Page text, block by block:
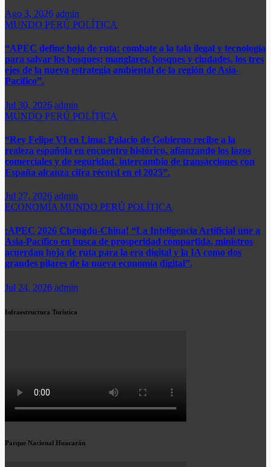
Ago 3, 2026 admin
MUNDO PERÚ POLÍTICA
“APEC define hoja de ruta: combate a la tala ilegal y tecnología
para salvar los bosques; manglares, bosques y ciudades, los tres
ejes de la nueva estrategia ambiental de la región de Asia-
Pacífico”.
Jul 30, 2026 admin
MUNDO PERÚ POLÍTICA
“Rey Felipe VI en Lima: Palacio de Gobierno recibe a la
realeza española en encuentro histórico, afianzando los lazos
comerciales y de seguridad, intercambio de transacciones con
España alcanza cifra récord en el 2025”.​
Jul 27, 2026 admin
ECONOMÍA MUNDO PERÚ POLÍTICA
¡APEC 2026 Chengdu-China! “La Inteligencia Artificial une a
Asia-Pacífico en busca de prosperidad compartida, ministros
acuerdan hoja de ruta para la era digital y la IA como dos
grandes pilares de la nueva economía digital”.
Jul 24, 2026 admin
Infraestructura Turística
Parque Nacional Huacarán